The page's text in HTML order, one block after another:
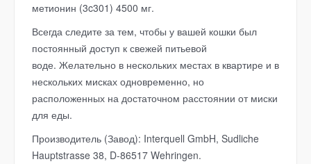
метионин (3c301) 4500 мг.
Всегда следите за тем, чтобы у вашей кошки был
постоянный доступ к свежей питьевой
воде. Желательно в нескольких местах в квартире и в
нескольких мисках одновременно, но
расположенных на достаточном расстоянии от миски
для еды.
Производитель (Завод): Interquell GmbH, Sudliche
Hauptstrasse 38, D-86517 Wehringen.